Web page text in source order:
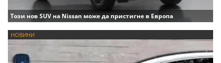
Този нов SUV на Nissan може да пристигне в Европа
НОВИНИ